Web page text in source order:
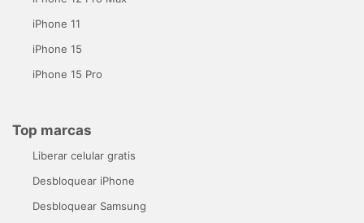
iPhone 11
iPhone 15
iPhone 15 Pro
Top marcas
Liberar celular gratis
Desbloquear iPhone
Desbloquear Samsung